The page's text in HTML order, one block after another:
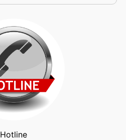
Hotline